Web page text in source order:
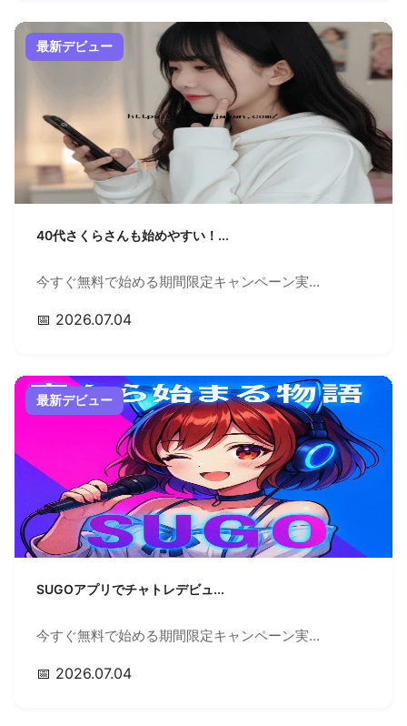
最新デビュー
40代さくらさんも始めやすい！...
今すぐ無料で始める期間限定キャンペーン実...
📅 2026.07.04
最新デビュー
SUGOアプリでチャトレデビュ...
今すぐ無料で始める期間限定キャンペーン実...
📅 2026.07.04